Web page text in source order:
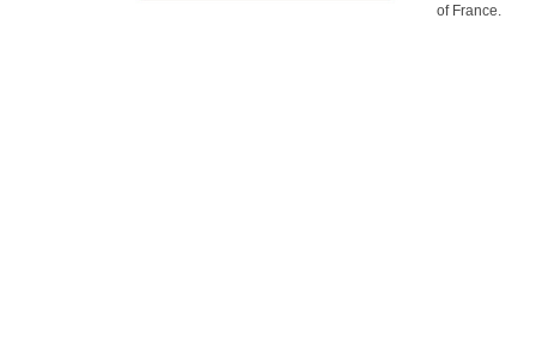
of France.